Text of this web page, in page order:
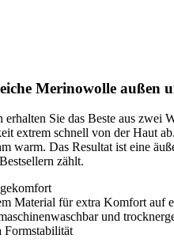
Merinowolle
Sie das Beste aus
extrem schnell von der Haut
warm. Das Resultat ist eine
zählt.
Material für extra Komfort auf
und
Formstabilität